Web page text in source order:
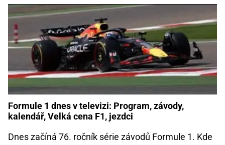
Formule 1 dnes v televizi: Program, závody,
kalendář, Velká cena F1, jezdci
Dnes začíná 76. ročník série závodů Formule 1. Kde